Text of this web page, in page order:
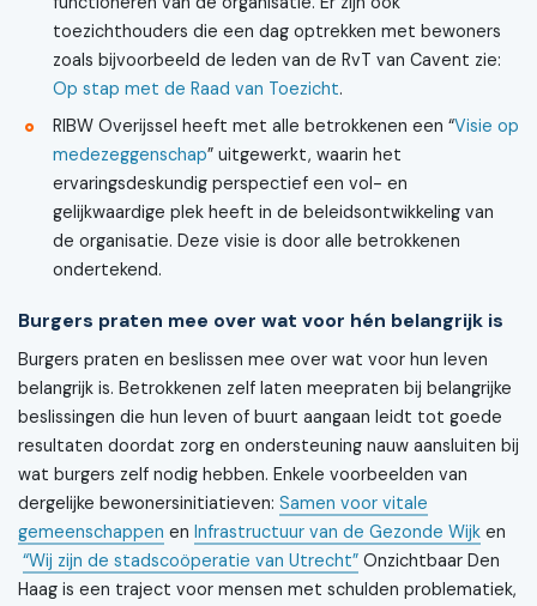
toezichthouders die een dag optrekken met bewoners
zoals bijvoorbeeld de leden van de RvT van Cavent zie:
Op stap met de Raad van Toezicht.
RIBW Overijssel heeft met alle betrokkenen een “Visie op
medezeggenschap” uitgewerkt, waarin het
ervaringsdeskundig perspectief een vol- en
gelijkwaardige plek heeft in de beleidsontwikkeling van
de organisatie. Deze visie is door alle betrokkenen
ondertekend.
Burgers praten mee over wat voor hén belangrijk is
Burgers praten en beslissen mee over wat voor hun leven
belangrijk is. Betrokkenen zelf laten meepraten bij belangrijke
beslissingen die hun leven of buurt aangaan leidt tot goede
resultaten doordat zorg en ondersteuning nauw aansluiten bij
wat burgers zelf nodig hebben. Enkele voorbeelden van
dergelijke bewonersinitiatieven: Samen voor vitale
gemeenschappen en Infrastructuur van de Gezonde Wijk en
“Wij zijn de stadscoöperatie van Utrecht”​ Onzichtbaar Den
Haag is een traject voor mensen met schulden problematiek,